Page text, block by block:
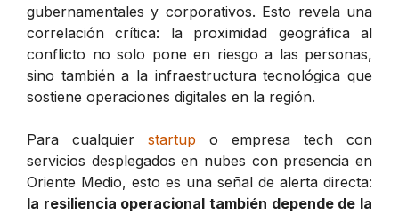
gubernamentales y corporativos. Esto revela una
correlación crítica: la proximidad geográfica al
conflicto no solo pone en riesgo a las personas,
sino también a la infraestructura tecnológica que
sostiene operaciones digitales en la región.
Para cualquier startup o empresa tech con
servicios desplegados en nubes con presencia en
Oriente Medio, esto es una señal de alerta directa:
la resiliencia operacional también depende de la